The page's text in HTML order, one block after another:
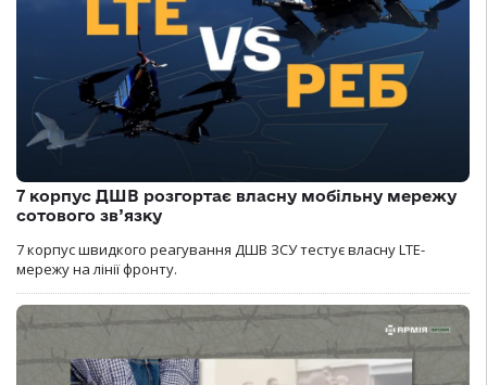
7 корпус ДШВ розгортає власну мобільну мережу
сотового зв’язку
7 корпус швидкого реагування ДШВ ЗСУ тестує власну LTE-
мережу на лінії фронту.